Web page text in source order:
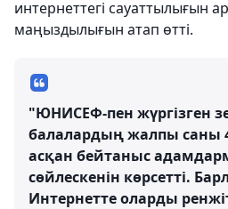
интернеттегі сауаттылығын
маңыздылығын атап өтті.
"ЮНИСЕФ-пен жүргізген
балалардың жалпы саны
асқан бейтаныс
сөйлескенін көрсетті.
Интернетте оларды